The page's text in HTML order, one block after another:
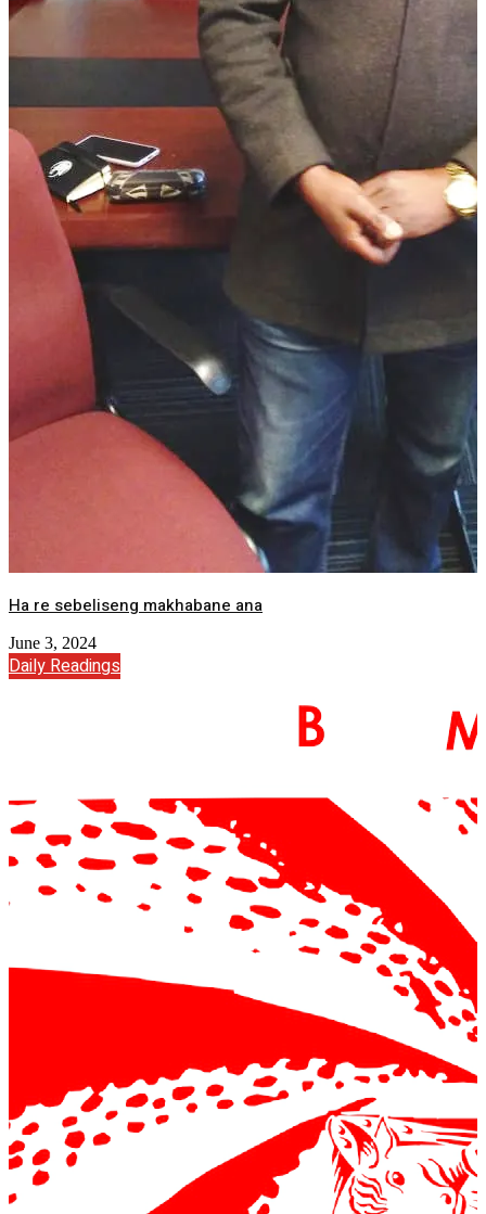
Ha re sebeliseng makhabane ana
June 3, 2024
Daily Readings